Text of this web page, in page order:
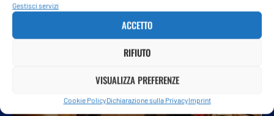
Gestisci servizi
ACCETTO
RIFIUTO
VISUALIZZA PREFERENZE
Cookie PolicyDichiarazione sulla PrivacyImprint